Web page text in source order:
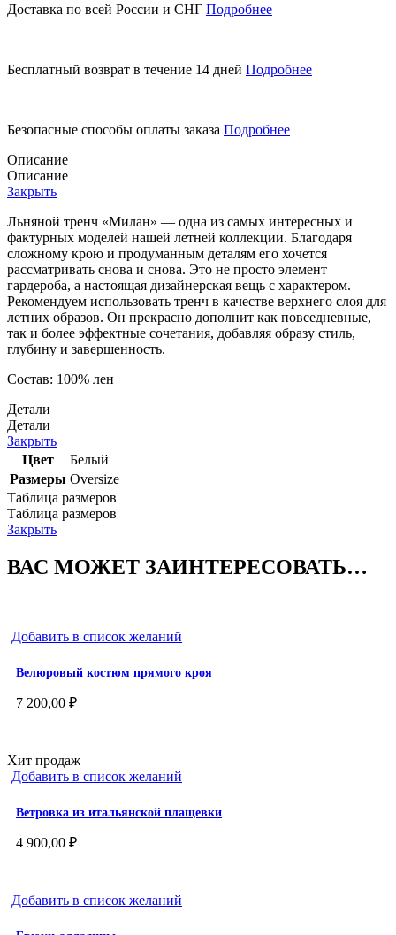
Доставка по всей России и СНГ Подробнее
Бесплатный возврат в течение 14 дней Подробнее
Безопасные способы оплаты заказа Подробнее
Описание
Описание
Закрыть
Льняной тренч «Милан» — одна из самых интересных и
фактурных моделей нашей летней коллекции. Благодаря
сложному крою и продуманным деталям его хочется
рассматривать снова и снова. Это не просто элемент
гардероба, а настоящая дизайнерская вещь с характером.
Рекомендуем использовать тренч в качестве верхнего слоя для
летних образов. Он прекрасно дополнит как повседневные,
так и более эффектные сочетания, добавляя образу стиль,
глубину и завершенность.
Состав: 100% лен
Детали
Детали
Закрыть
Цвет
Белый
Размеры Oversize
Таблица размеров
Таблица размеров
Закрыть
ВАС МОЖЕТ ЗАИНТЕРЕСОВАТЬ…
Добавить в список желаний
Велюровый костюм прямого кроя
7 200,00 ₽
Хит продаж
Добавить в список желаний
Ветровка из итальянской плащевки
4 900,00 ₽
Добавить в список желаний